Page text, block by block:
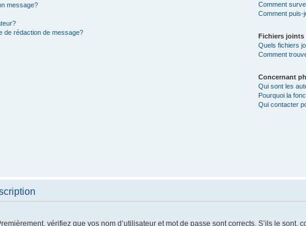
message?
de rédaction de message?
Comment
Comment puis-
Fichiers joints
Quels fichiers
Comment
Concernant
Qui sont les
Pourquoi la
Qui contacter
vérifiez que vos nom d’utilisateur et mot de passe sont corrects. S’ils le